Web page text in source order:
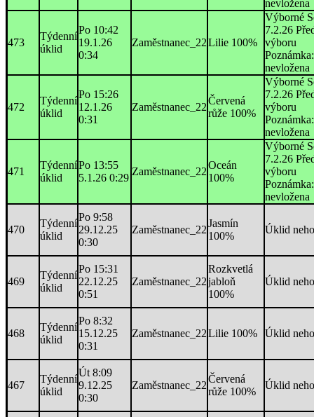
nevložena
473
Týdenní
úklid
Po 10:42
19.1.26
0:34
Zaměstnanec_22Lilie 100%
Výborné
7.2.26
výboru
Poznámka:
nevložena
472
Týdenní
úklid
Po 15:26
12.1.26
0:31
Zaměstnanec_22
Červená
růže 100%
Výborné
7.2.26
výboru
Poznámka:
nevložena
471
Týdenní
úklid
Po 13:55
5.1.26 0:29
Zaměstnanec_22
Oceán
100%
Výborné
7.2.26
výboru
Poznámka:
nevložena
470
Týdenní
úklid
Po 9:58
29.12.25
0:30
Zaměstnanec_22
Jasmín
100%
Úklid
469
Týdenní
úklid
Po 15:31
22.12.25
0:51
Zaměstnanec_22
Rozkvetlá
jabloň
100%
Úklid
468
Týdenní
úklid
Po 8:32
15.12.25
0:31
Zaměstnanec_22Lilie 100% Úklid
467
Týdenní
úklid
Út 8:09
9.12.25
0:30
Zaměstnanec_22
Červená
růže 100%
Úklid